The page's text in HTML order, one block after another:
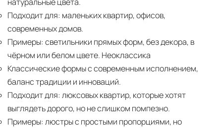
Подходит для: маленьких квартир, офисов,
современных домов.
Примеры: светильники прямых форм, без декора, в
чёрном или белом цвете. Неоклассика
Классические формы с современным исполнением,
баланс традиции и инноваций.
Подходит для: люксовых квартир, которые хотят
выглядеть дорого, но не слишком помпезно.
Примеры: люстры с простыми пропорциями, но